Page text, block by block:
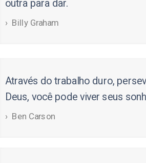
outra para dar.
Billy Graham
Através do trabalho duro,
Deus, você pode viver seus
Ben Carson